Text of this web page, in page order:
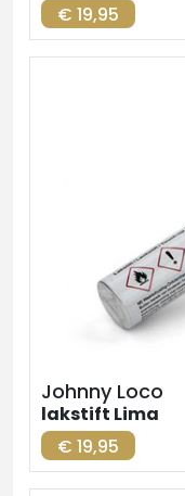
€ 19,95
Johnny Loco
lakstift Lima
€ 19,95